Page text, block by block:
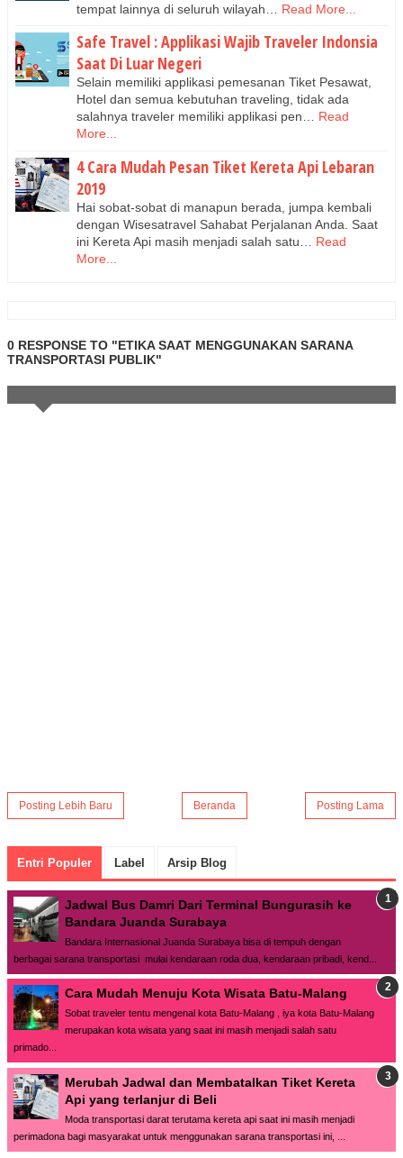
tempat lainnya di seluruh wilayah…
Read More...
Safe Travel : Applikasi Wajib Traveler Indonsia
Saat Di Luar Negeri
Selain memiliki applikasi pemesanan Tiket Pesawat,
Hotel dan semua kebutuhan traveling, tidak ada
salahnya traveler memiliki applikasi pen…
Read
More...
4 Cara Mudah Pesan Tiket Kereta Api Lebaran
2019
Hai sobat-sobat di manapun berada, jumpa kembali
dengan Wisesatravel Sahabat Perjalanan Anda. Saat
ini Kereta Api masih menjadi salah satu…
Read
More...
0 RESPONSE TO "ETIKA SAAT MENGGUNAKAN SARANA
TRANSPORTASI PUBLIK"
Posting Lebih Baru Posting Lama
Beranda
Entri Populer Label Arsip Blog
Jadwal Bus Damri Dari Terminal Bungurasih ke
Bandara Juanda Surabaya
Bandara Internasional Juanda Surabaya bisa di tempuh dengan
berbagai sarana transportasi mulai kendaraan roda dua, kendaraan pribadi, kend...
Cara Mudah Menuju Kota Wisata Batu-Malang
Sobat traveler tentu mengenal kota Batu-Malang , iya kota Batu-Malang
merupakan kota wisata yang saat ini masih menjadi salah satu
primado...
Merubah Jadwal dan Membatalkan Tiket Kereta
Api yang terlanjur di Beli
Moda transportasi darat terutama kereta api saat ini masih menjadi
perimadona bagi masyarakat untuk menggunakan sarana transportasi ini, ...